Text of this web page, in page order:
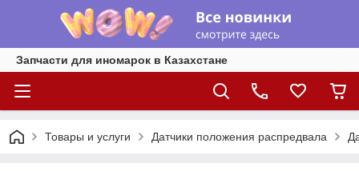
Запчасти для иномарок в Казахстане
Товары и услуги Датчики положения распредвала